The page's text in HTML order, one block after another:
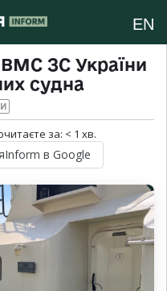
EN
ЗС України
судна
за: < 1 хв.
в Google